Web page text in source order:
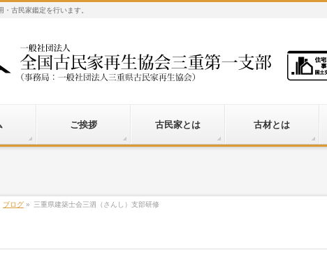
・古民家鑑定を行います。
ご挨拶 古民家とは 古材とは
ブログ » 三重県建築士会三泗（さんし）支部研修